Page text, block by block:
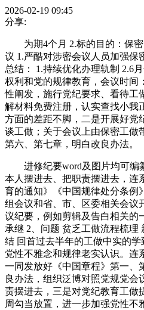
2026-02-19 09:45
分享:
为期4个月 2.标的目的：保密
议 1.严酷对涉密会议人员加强保
总结： 1.持续优化办理轨制 2.6
权利和党的规律教育，会议时间
性阐发，施行党纪要求、看待工
解材料免费注册，认实查找小我
方面的差距不脚，二是开展好党
谈工做；关于会议上由保密工做
第六、第七章，明白改良办法。
进修纪要word及图片均可编
本人摆进去、把职责摆进去，连
育的通知》《中国规律处分条例
组会议和省、市、区委相关会议
议纪要，例如剪辑及告白相关的
承继 2、问题 贫乏工做流程梳理
结 回首过去半年的工做中实的
党性不雅念和规律老实认识。连
一同发放好《中国章程》第一、
良办法，组织泛博对照党规党会
责摆进去，三是对党纪教育工做
周勾当放置，进一步加强党性不